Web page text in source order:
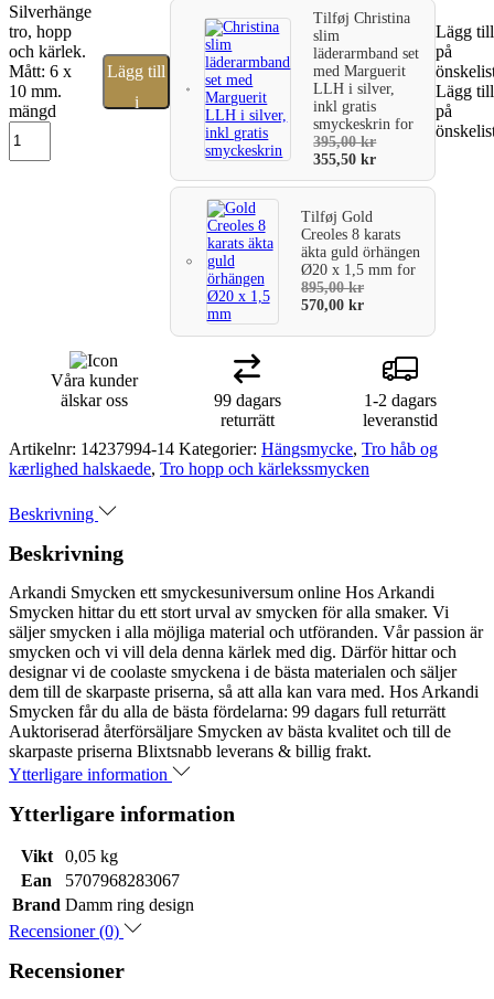
Silverhänge
tro, hopp
och kärlek.
Mått: 6 x
10 mm.
mängd
Lägg till
i
TilføjChristina
slim
läderarmband set
med Marguerit
LLH i silver,
inkl gratis
smyckeskrinfor
395,00kr
355,50kr
TilføjGold
Creoles 8 karats
äkta guld örhängen
Ø20 x 1,5 mmfor
895,00kr
570,00kr
Lägg till
på
Lägg till
på
Våra kunder
älskar oss
99 dagars
returrätt
1-2 dagars
leveranstid
Artikelnr: 14237994-14 Kategorier: Hängsmycke, Tro håb og
kærlighed halskaede, Tro hopp och kärlekssmycken
Beskrivning
Beskrivning
Arkandi Smycken ett smyckesuniversum online Hos Arkandi
Smycken hittar du ett stort urval av smycken för alla smaker. Vi
säljer smycken i alla möjliga material och utföranden. Vår passion är
smycken och vi vill dela denna kärlek med dig. Därför hittar och
designar vi de coolaste smyckena i de bästa materialen och säljer
dem till de skarpaste priserna, så att alla kan vara med. Hos Arkandi
Smycken får du alla de bästa fördelarna: 99 dagars full returrätt
Auktoriserad återförsäljare Smycken av bästa kvalitet och till de
skarpaste priserna Blixtsnabb leverans & billig frakt.
Ytterligare information
Ytterligare information
Vikt
0,05 kg
Ean
5707968283067
Brand Damm ring design
Recensioner (0)
Recensioner